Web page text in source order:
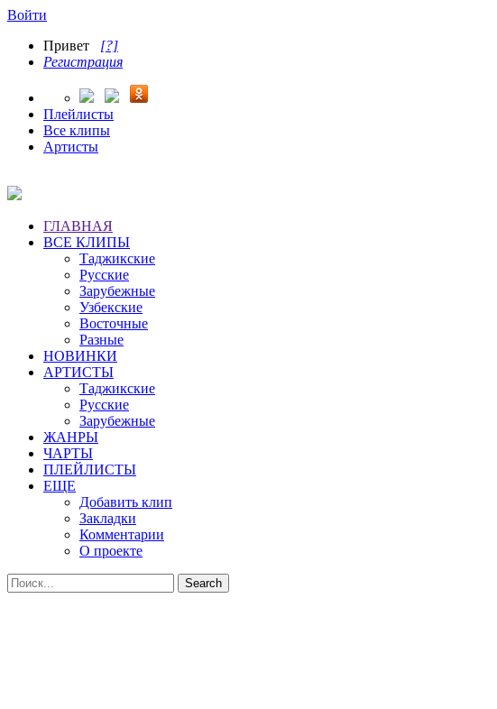
Войти
Привет [?]
Регистрация
Плейлисты
Все клипы
Артисты
ГЛАВНАЯ
ВСЕ КЛИПЫ
Таджикские
Русские
Зарубежные
Узбекские
Восточные
Разные
НОВИНКИ
АРТИСТЫ
Таджикские
Русские
Зарубежные
ЖАНРЫ
ЧАРТЫ
ПЛЕЙЛИСТЫ
ЕЩЕ
Добавить клип
Закладки
Комментарии
О проекте